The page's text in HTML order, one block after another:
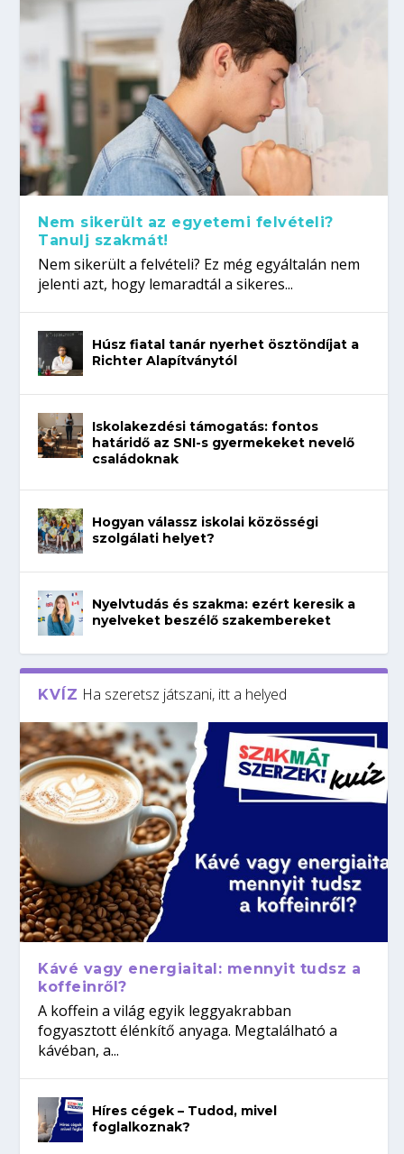
Nem sikerült az egyetemi felvételi?
Tanulj szakmát!
Nem sikerült a felvételi? Ez még egyáltalán nem
jelenti azt, hogy lemaradtál a sikeres...
Húsz fiatal tanár nyerhet ösztöndíjat a
Richter Alapítványtól
Iskolakezdési támogatás: fontos
határidő az SNI-s gyermekeket nevelő
családoknak
Hogyan válassz iskolai közösségi
szolgálati helyet?
Nyelvtudás és szakma: ezért keresik a
nyelveket beszélő szakembereket
KVÍZ Ha szeretsz játszani, itt a helyed
Kávé vagy energiaital: mennyit tudsz a
koffeinről?
A koffein a világ egyik leggyakrabban
fogyasztott élénkítő anyaga. Megtalálható a
kávéban, a...
Híres cégek – Tudod, mivel
foglalkoznak?